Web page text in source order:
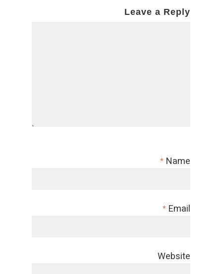
Leave a Reply
Name
*
Email
*
Website